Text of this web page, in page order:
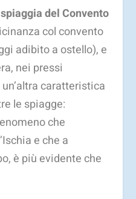
del Convento
col convento
adibito a ostello), e
nei pressi
un’altra caratteristica
le spiagge:
che
e che a
è più evidente che